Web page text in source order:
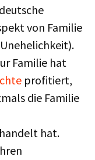
von Familie
Familie hat
profitiert,
die Familie
hat.